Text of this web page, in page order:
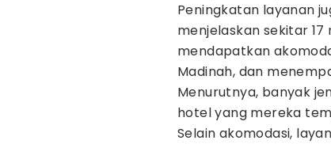
Peningkatan layanan
menjelaskan sekitar
mendapatkan
Madinah, dan
Menurutnya, banyak
hotel yang mereka
Selain akomodasi,